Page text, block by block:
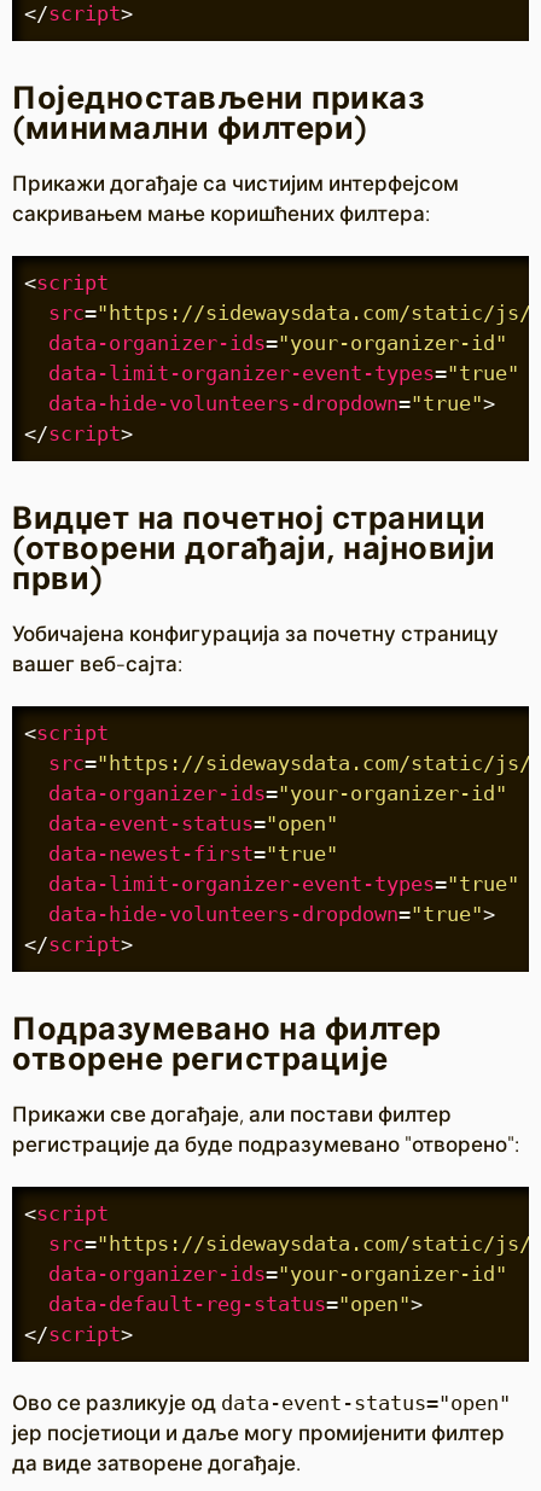
</script>
Поједностављени приказ
(минимални филтери)
Прикажи догађаје са чистијим интерфејсом
сакривањем мање коришћених филтера:
<script
src="https://sidewaysdata.com/static/js/
data-organizer-ids="your-organizer-id"
data-limit-organizer-event-types="true"
data-hide-volunteers-dropdown="true">
</script>
Видџет на почетној страници
(отворени догађаји, најновији
први)
Уобичајена конфигурација за почетну страницу
вашег веб-сајта:
<script
src="https://sidewaysdata.com/static/js/
data-organizer-ids="your-organizer-id"
data-event-status="open"
data-newest-first="true"
data-limit-organizer-event-types="true"
data-hide-volunteers-dropdown="true">
</script>
Подразумевано на филтер
отворене регистрације
Прикажи све догађаје, али постави филтер
регистрације да буде подразумевано "отворено":
<script
src="https://sidewaysdata.com/static/js/
data-organizer-ids="your-organizer-id"
data-default-reg-status="open">
</script>
Ово се разликује од data-event-status="open"
јер посјетиоци и даље могу промијенити филтер
да виде затворене догађаје.